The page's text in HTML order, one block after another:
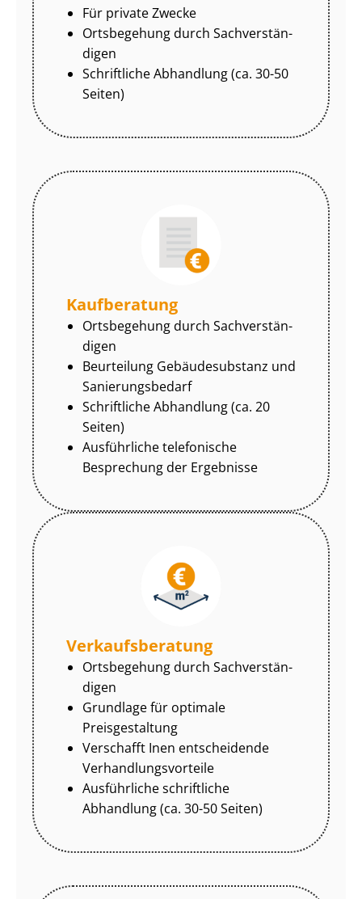
Für private Zwecke
Ortsbegehung durch Sach­ver­stän­
di­gen
Schriftliche Abhandlung (ca. 30-50
Seiten)
Kaufberatung
Ortsbegehung durch Sach­ver­stän­
di­gen
Beurteilung Gebäudesubstanz und
Sa­nie­rungs­be­darf
Schriftliche Abhandlung (ca. 20
Seiten)
Ausführliche telefonische
Besprechung der Ergebnisse
Ver­kaufs­be­ra­tung
Ortsbegehung durch Sach­ver­stän­
di­gen
Grundlage für optimale
Preisgestaltung
Verschafft Inen entscheidende
Ver­hand­lungs­vor­tei­le
Ausführliche schriftliche
Abhandlung (ca. 30-50 Seiten)